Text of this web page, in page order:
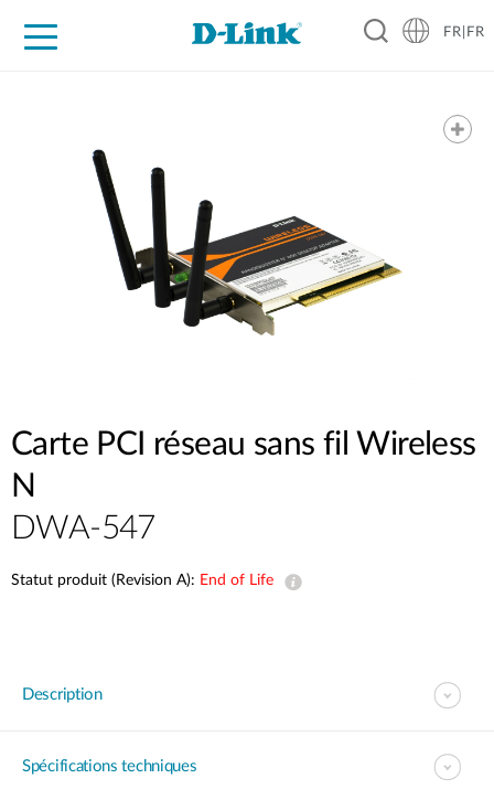
FR|FR
Carte PCI réseau sans fil Wireless
N
DWA-547
Statut produit (Revision A): End of Life
Description
Spécifications techniques